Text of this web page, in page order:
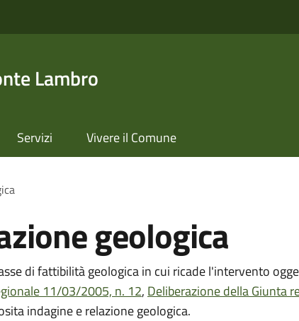
Lambro
Servizi Vivere il Comune
geologica
di fattibilità geologica in cui ricade l'intervento
11/03/2005, n. 12, Deliberazione della Giunta
indagine e relazione geologica.